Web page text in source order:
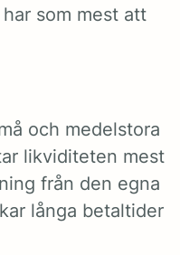
som mest att
och medelstora
likviditeten mest
från den egna
långa betaltider